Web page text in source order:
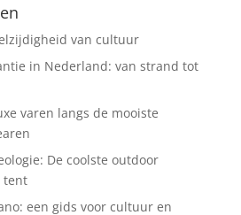
van cultuur
in Nederland: van strand tot
varen langs de mooiste
De coolste outdoor
tent
een gids voor cultuur en